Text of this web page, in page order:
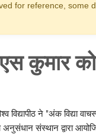
for reference, some
एस कुमार
विद्यापीठ ने "अंक विद्या
अनुसंधान संस्थान द्वारा